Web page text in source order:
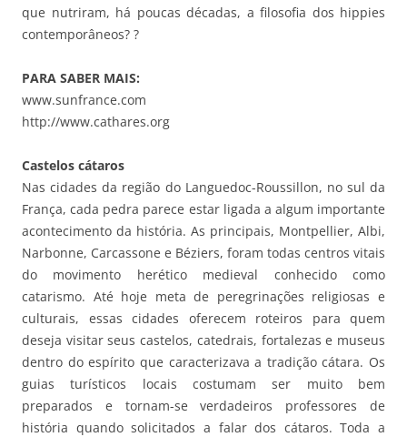
que nutriram, há poucas décadas, a filosofia dos hippies
contemporâneos? ?
PARA SABER MAIS:
www.sunfrance.com
http://www.cathares.org
Castelos cátaros
Nas cidades da região do Languedoc-Roussillon, no sul da
França, cada pedra parece estar ligada a algum importante
acontecimento da história. As principais, Montpellier, Albi,
Narbonne, Carcassone e Béziers, foram todas centros vitais
do movimento herético medieval conhecido como
catarismo. Até hoje meta de peregrinações religiosas e
culturais, essas cidades oferecem roteiros para quem
deseja visitar seus castelos, catedrais, fortalezas e museus
dentro do espírito que caracterizava a tradição cátara. Os
guias turísticos locais costumam ser muito bem
preparados e tornam-se verdadeiros professores de
história quando solicitados a falar dos cátaros. Toda a